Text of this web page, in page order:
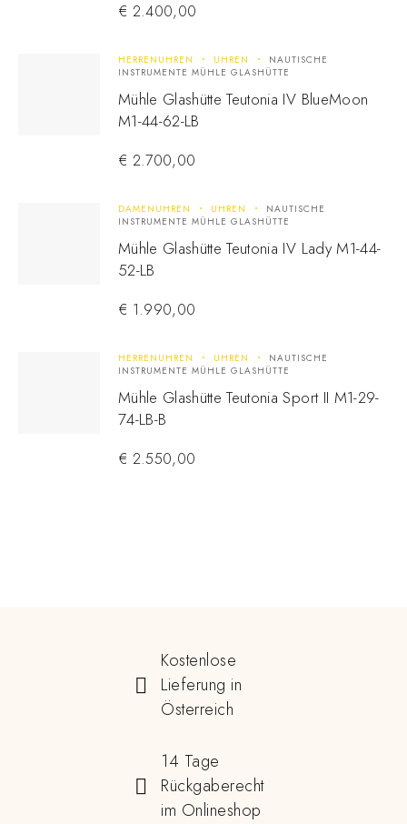
€ 2.400,00
HERRENUHREN UHREN
NAUTISCHE
INSTRUMENTE MÜHLE GLASHÜTTE
Mühle Glashütte Teutonia IV BlueMoon
M1-44-62-LB
€ 2.700,00
DAMENUHREN UHREN
NAUTISCHE
INSTRUMENTE MÜHLE GLASHÜTTE
Mühle Glashütte Teutonia IV Lady M1-44-
52-LB
€ 1.990,00
HERRENUHREN UHREN
NAUTISCHE
INSTRUMENTE MÜHLE GLASHÜTTE
Mühle Glashütte Teutonia Sport II M1-29-
74-LB-B
€ 2.550,00
Kostenlose
Lieferung in
Österreich
14 Tage
Rückgaberecht
im Onlineshop